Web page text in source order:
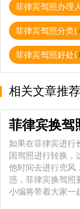
菲律宾驾照办理
菲律宾驾照分类(
菲律宾驾照好处(
相关文章推荐
如果在菲律宾进行
国驾照进行转换，
他时间去进行兜风
惑，菲律宾换驾照
小编将带着大家一